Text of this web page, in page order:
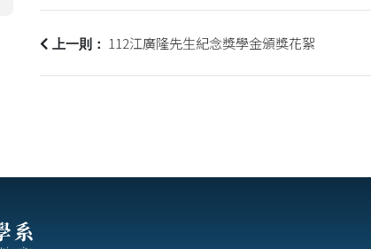
上一則： 112江廣隆先生紀念獎學金頒獎花絮